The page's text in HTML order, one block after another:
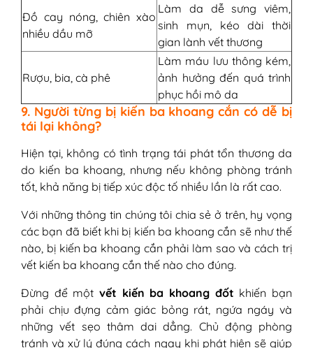
Đồ cay nóng, chiên xào
nhiều dầu mỡ
Làm da dễ sưng viêm,
sinh mụn, kéo dài thời
gian lành vết thương
Rượu, bia, cà phê
Làm máu lưu thông kém,
ảnh hưởng đến quá trình
phục hồi mô da
9. Người từng bị kiến ba khoang cắn có dễ bị
tái lại không?
Hiện tại, không có tình trạng tái phát tổn thương da
do kiến ba khoang, nhưng nếu không phòng tránh
tốt, khả năng bị tiếp xúc độc tố nhiều lần là rất cao.
Với những thông tin chúng tôi chia sẻ ở trên, hy vọng
các bạn đã biết khi bị kiến ba khoang cắn sẽ như thế
nào, bị kiến ba khoang cắn phải làm sao và cách trị
vết kiến ba khoang cắn thế nào cho đúng.
Đừng để một vết kiến ba khoang đốt khiến bạn
phải chịu đựng cảm giác bỏng rát, ngứa ngáy và
những vết sẹo thâm dai dẳng. Chủ động phòng
tránh và xử lý đúng cách ngay khi phát hiện sẽ giúp